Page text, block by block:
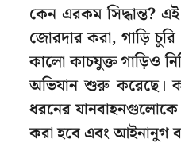
কেন এরকম সিদ্ধান্ত? এই
জোরদার করা, গাড়ি চুরি
কালো কাচযুক্ত গাড়িও
অভিযান শুরু করেছে।
ধরনের
করা হবে এবং আইনানুগ